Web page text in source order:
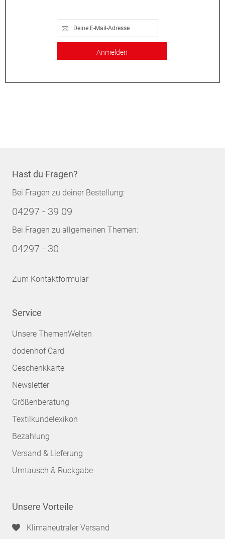
Anmelden
Hast du Fragen?
Bei Fragen zu deiner Bestellung:
04297 - 39 09
Bei Fragen zu allgemeinen Themen:
04297 - 30
Zum Kontaktformular
Service
Unsere ThemenWelten
dodenhof Card
Geschenkkarte
Newsletter
Größenberatung
Textilkundelexikon
Bezahlung
Versand & Lieferung
Umtausch & Rückgabe
Unsere Vorteile
Klimaneutraler Versand